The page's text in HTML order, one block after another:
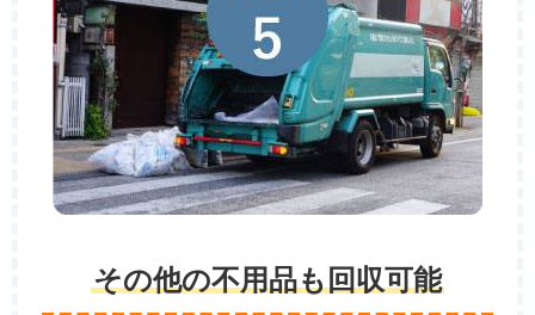
その他の不用品も回収可能